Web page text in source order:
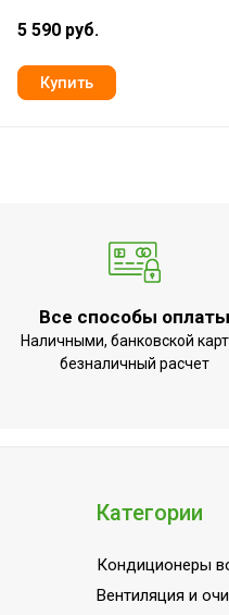
5 590 руб.
Все способы оплаты
Наличными, банковской
безналичный расчет
Категории
Кондиционеры
Вентиляция и